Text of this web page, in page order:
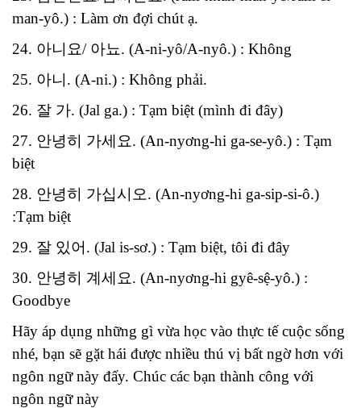
man-yô.) : Làm ơn đợi chút ạ.
24. 아니요/ 아뇨. (A-ni-yô/A-nyô.) : Không
25. 아니. (A-ni.) : Không phải.
26. 잘 가. (Jal ga.) : Tạm biệt (mình đi đây)
27. 안녕히 가세요. (An-nyơng-hi ga-se-yô.) : Tạm
biệt
28. 안녕히 가십시오. (An-nyơng-hi ga-sip-si-ô.)
:Tạm biệt
29. 잘 있어. (Jal is-sơ.) : Tạm biệt, tôi đi đây
30. 안녕히 계세요. (An-nyơng-hi gyê-sệ-yô.) :
Goodbye
Hãy áp dụng những gì vừa học vào thực tế cuộc sống
nhé, bạn sẽ gặt hái được nhiều thú vị bất ngờ hơn với
ngôn ngữ này đấy. Chúc các bạn thành công với
ngôn ngữ này